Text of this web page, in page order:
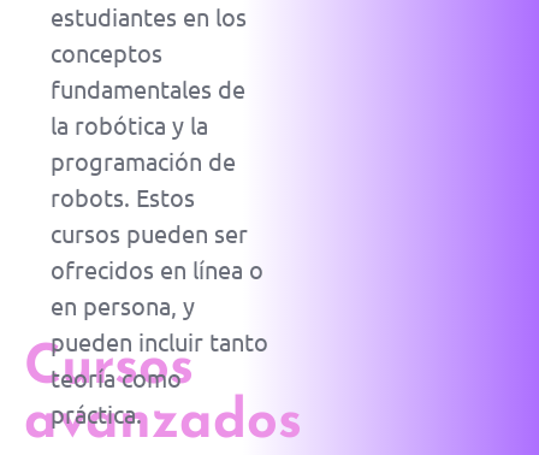
Cursos
avanzados
estudiantes en los
conceptos
fundamentales de
la robótica y la
programación de
robots. Estos
cursos pueden ser
ofrecidos en línea o
en persona, y
pueden incluir tanto
teoría como
práctica.